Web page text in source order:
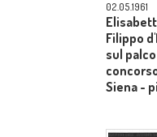
02.05.1961
Filippo
sul
Siena -